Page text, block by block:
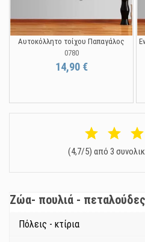
Αυτοκόλλητο τοίχου Παπαγάλος
0780
14,90 €
(4,7/5) από 3
Ζώα- πουλιά - πεταλούδες
Πόλεις - κτίρια